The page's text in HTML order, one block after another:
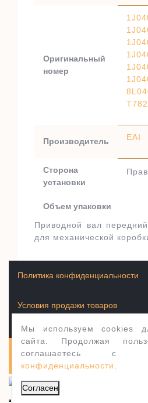
Оригинальный
номер
Производитель EAI
Сторона
установки
Объем упаковки
Приводной вал
для механической
Мы используем cookies
сайта. Продолжая
соглашаетесь
конфиденциальности
Согласен
Условия продажи товаров
Политика конфиденциальности
Полуось.рф 2003-2026